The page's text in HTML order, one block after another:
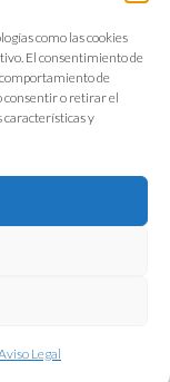
como las cookies
El consentimiento de
de
consentir o retirar el
y
Legal